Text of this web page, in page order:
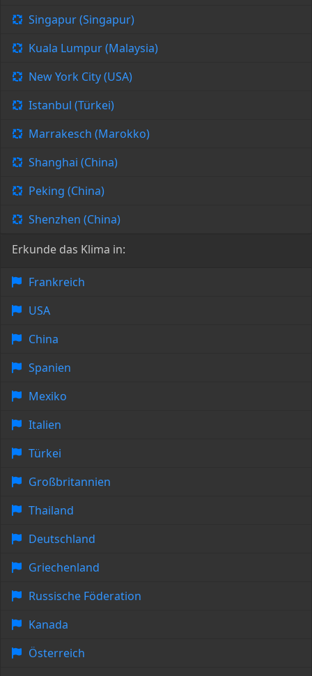
Singapur (Singapur)
Kuala Lumpur (Malaysia)
New York City (USA)
Istanbul (Türkei)
Marrakesch (Marokko)
Shanghai (China)
Peking (China)
Shenzhen (China)
Erkunde das Klima in:
Frankreich
USA
China
Spanien
Mexiko
Italien
Türkei
Großbritannien
Thailand
Deutschland
Griechenland
Russische Föderation
Kanada
Österreich